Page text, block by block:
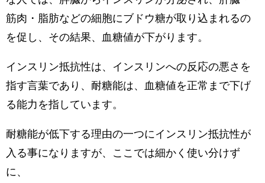
筋肉・脂肪などの細胞にブドウ糖が取り込まれるの
を促し、その結果、血糖値が下がります。
インスリン抵抗性は、インスリンへの反応の悪さを
指す言葉であり、耐糖能は、血糖値を正常まで下げ
る能力を指しています。
耐糖能が低下する理由の一つにインスリン抵抗性が
入る事になりますが、ここでは細かく使い分けず
に、